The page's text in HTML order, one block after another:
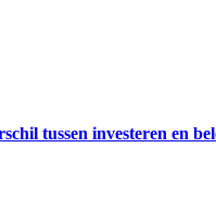
tussen investeren en